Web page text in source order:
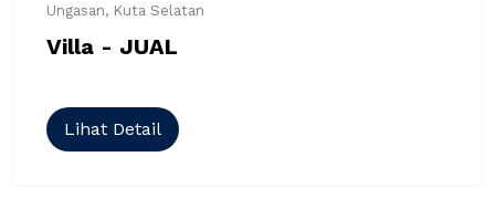
Ungasan, Kuta Selatan
Villa - JUAL
Lihat Detail